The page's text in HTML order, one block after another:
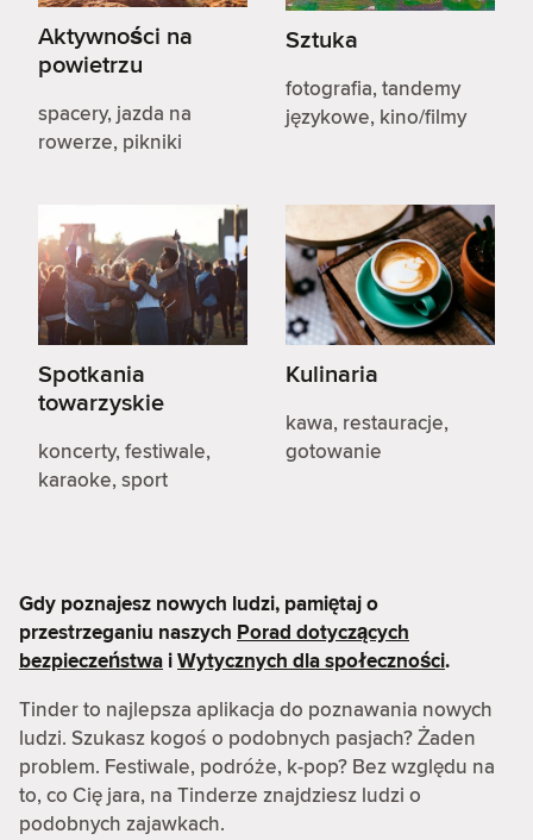
Aktywności na
powietrzu
spacery, jazda na
rowerze, pikniki
Sztuka
fotografia, tandemy
językowe, kino/filmy
Spotkania
towarzyskie
koncerty, festiwale,
karaoke, sport
Kulinaria
kawa, restauracje,
gotowanie
Gdy poznajesz nowych ludzi, pamiętaj o
przestrzeganiu naszych Porad dotyczących
bezpieczeństwa iWytycznych dla społeczności.
Tinder to najlepsza aplikacja do poznawania nowych
ludzi. Szukasz kogoś o podobnych pasjach? Żaden
problem. Festiwale, podróże, k-pop? Bez względu na
to, co Cię jara, na Tinderze znajdziesz ludzi o
podobnych zajawkach.